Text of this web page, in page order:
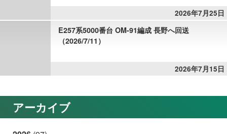
2026年7月25日
E257系5000番台 OM-91編成 長野へ回送
（2026/7/11）
2026年7月15日
アーカイブ